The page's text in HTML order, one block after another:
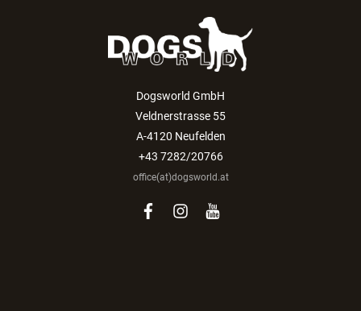
Dogsworld GmbH
Veldnerstrasse 55
A-4120 Neufelden
+43 7282/20766
office(at)dogsworld.at
facebook
instagram
youtube